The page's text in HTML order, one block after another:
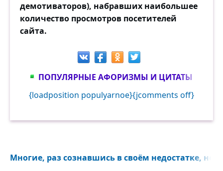
И в схватке с самой лютою войною
Она и ад сумела превозмочь.
В огнях салюта в праздничную ночь!
И вечно тем сильна моя страна,
Что никого нигде не унижала.
И будет так вовеки нерушимо.
демотиваторов), набравших наибольшее
количество просмотров посетителей
сайта.
ПОПУЛЯРНЫЕ АФОРИЗМЫ И ЦИТАТЫ
{loadposition populyarnoe}{jcomments off}
Многие, раз сознавшись в своём недостатке,